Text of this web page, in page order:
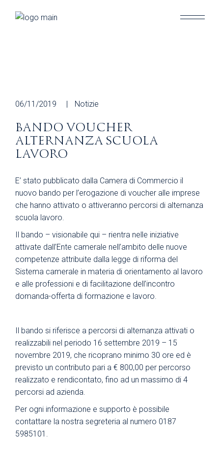
06/11/2019 Notizie
BANDO VOUCHER
ALTERNANZA SCUOLA
LAVORO
E’ stato pubblicato dalla Camera di Commercio il
nuovo bando per l’erogazione di voucher alle imprese
che hanno attivato o attiveranno percorsi di alternanza
scuola lavoro.
Il bando – visionabile qui – rientra nelle iniziative
attivate dall’Ente camerale nell’ambito delle nuove
competenze attribuite dalla legge di riforma del
Sistema camerale in materia di orientamento al lavoro
e alle professioni e di facilitazione dell’incontro
domanda-offerta di formazione e lavoro.
Il bando si riferisce a percorsi di alternanza attivati o
realizzabili nel periodo 16 settembre 2019 – 15
novembre 2019, che ricoprano minimo 30 ore ed è
previsto un contributo pari a € 800,00 per percorso
realizzato e rendicontato, fino ad un massimo di 4
percorsi ad azienda.
Per ogni informazione e supporto è possibile
contattare la nostra segreteria al numero 0187
5985101.